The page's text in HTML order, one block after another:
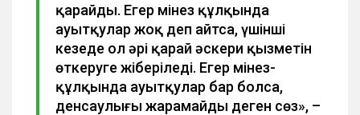
қарайды. Егер мінез құлқында
ауытқулар жоқ деп айтса, үшінші
кезеңде ол әрі қарай әскери қызметін
өткеруге жіберіледі. Егер мінез-
құлқында ауытқулар бар болса,
денсаулығы жарамайды деген сөз», –